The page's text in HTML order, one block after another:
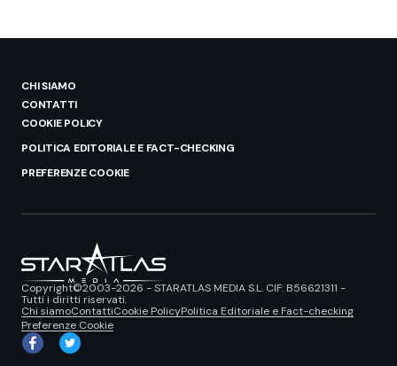
CHI SIAMO
CONTATTI
COOKIE POLICY
POLITICA EDITORIALE E FACT-CHECKING
PREFERENZE COOKIE
Copyright©2003-2026 - STARATLAS MEDIA S.L. CIF: B56621311 -
Tutti i diritti riservati.
Chi siamoContattiCookie PolicyPolitica Editoriale e Fact-checking
Preferenze Cookie